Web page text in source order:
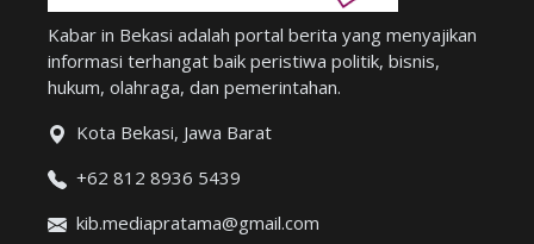
Kabar in Bekasi adalah portal berita yang menyajikan
informasi terhangat baik peristiwa politik, bisnis,
hukum, olahraga, dan pemerintahan.
Kota Bekasi, Jawa Barat
+62 812 8936 5439
kib.mediapratama@gmail.com